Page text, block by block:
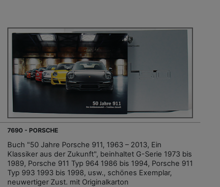
7690 - PORSCHE
Buch "50 Jahre Porsche 911, 1963 – 2013, Ein
Klassiker aus der Zukunft", beinhaltet G-Serie 1973 bis
1989, Porsche 911 Typ 964 1986 bis 1994, Porsche 911
Typ 993 1993 bis 1998, usw., schönes Exemplar,
neuwertiger Zust. mit Originalkarton